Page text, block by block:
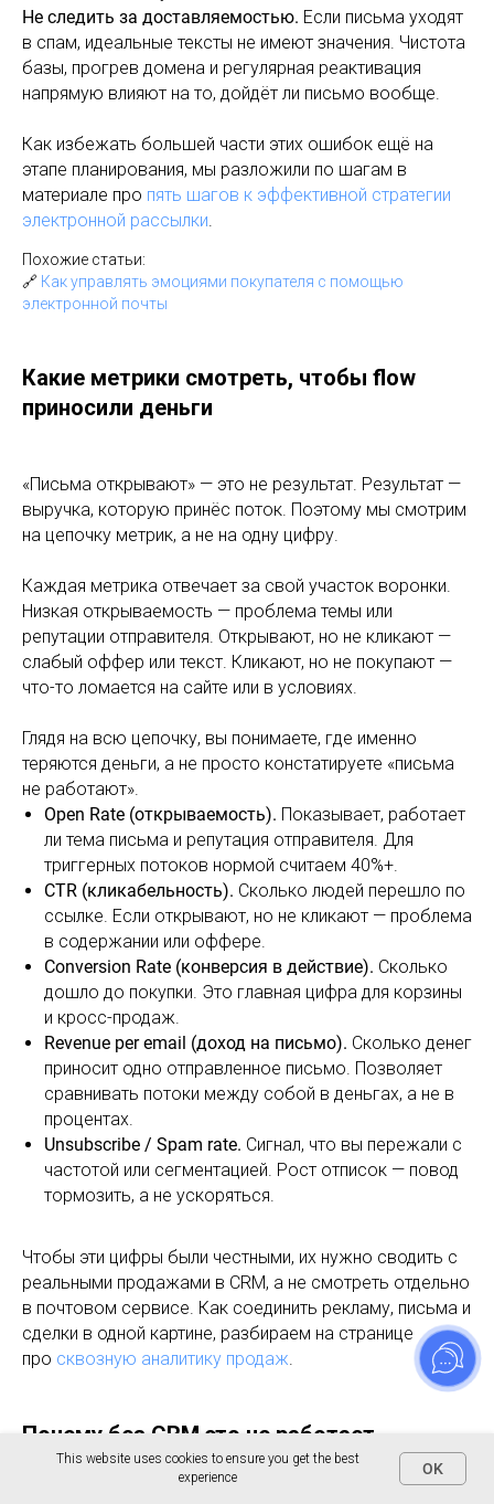
Не следить за доставляемостью. Если письма уходят
в спам, идеальные тексты не имеют значения. Чистота
базы, прогрев домена и регулярная реактивация
напрямую влияют на то, дойдёт ли письмо вообще.
Как избежать большей части этих ошибок ещё на
этапе планирования, мы разложили по шагам в
материале про пять шагов к эффективной стратегии
электронной рассылки.
Похожие статьи:
🔗 Как управлять эмоциями покупателя с помощью
электронной почты
Какие метрики смотреть, чтобы flow
приносили деньги
«Письма открывают» — это не результат. Результат —
выручка, которую принёс поток. Поэтому мы смотрим
на цепочку метрик, а не на одну цифру.
Каждая метрика отвечает за свой участок воронки.
Низкая открываемость — проблема темы или
репутации отправителя. Открывают, но не кликают —
слабый оффер или текст. Кликают, но не покупают —
что-то ломается на сайте или в условиях.
Глядя на всю цепочку, вы понимаете, где именно
теряются деньги, а не просто констатируете «письма
не работают».
Open Rate (открываемость). Показывает, работает
ли тема письма и репутация отправителя. Для
триггерных потоков нормой считаем 40%+.
CTR (кликабельность). Сколько людей перешло по
ссылке. Если открывают, но не кликают — проблема
в содержании или оффере.
Conversion Rate (конверсия в действие). Сколько
дошло до покупки. Это главная цифра для корзины
и кросс-продаж.
Revenue per email (доход на письмо). Сколько денег
приносит одно отправленное письмо. Позволяет
сравнивать потоки между собой в деньгах, а не в
процентах.
Unsubscribe / Spam rate. Сигнал, что вы пережали с
частотой или сегментацией. Рост отписок — повод
тормозить, а не ускоряться.
Чтобы эти цифры были честными, их нужно сводить с
реальными продажами в CRM, а не смотреть отдельно
в почтовом сервисе. Как соединить рекламу, письма и
сделки в одной картине, разбираем на странице
про сквозную аналитику продаж.
Почему без CRM это не работает
This website uses cookies to ensure you get the best
experience
OK